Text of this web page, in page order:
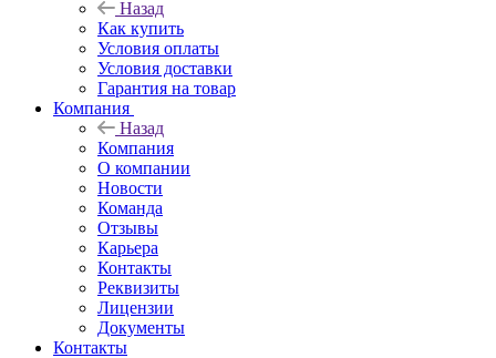
Назад
Как купить
Условия оплаты
Условия доставки
Гарантия на товар
Компания
Назад
Компания
О компании
Новости
Команда
Отзывы
Карьера
Контакты
Реквизиты
Лицензии
Документы
Контакты